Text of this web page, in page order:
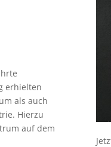
erhielten
als auch
Hierzu
auf dem